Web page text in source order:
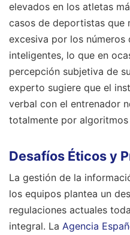
elevados en los atletas
casos de deportistas que
excesiva por los números
inteligentes, lo que en
percepción subjetiva de
experto sugiere que el
verbal con el entrenador
totalmente por
Desafíos Éticos y
La gestión de la
los equipos plantea un
regulaciones actuales
integral. La Agencia